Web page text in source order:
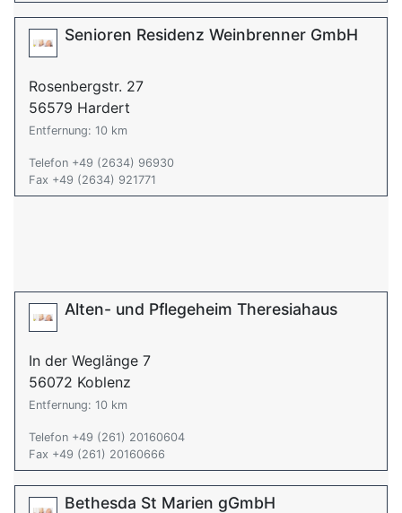
Senioren Residenz Weinbrenner GmbH
Rosenbergstr. 27
56579 Hardert
Entfernung: 10 km
Telefon +49 (2634) 96930
Fax +49 (2634) 921771
Alten- und Pflegeheim Theresiahaus
In der Weglänge 7
56072 Koblenz
Entfernung: 10 km
Telefon +49 (261) 20160604
Fax +49 (261) 20160666
Bethesda St Marien gGmbH